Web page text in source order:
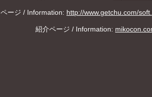
ージ / Information: http://www.getchu.com/
紹介ページ / Information: